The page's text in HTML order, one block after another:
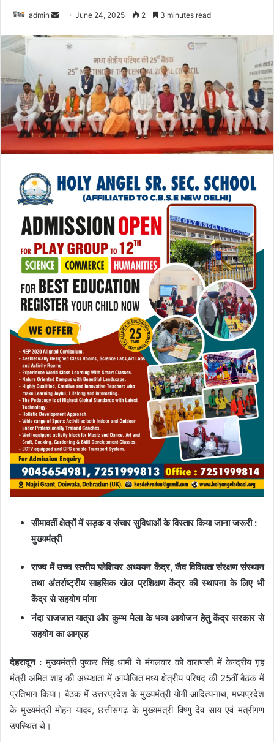
admin
e
m
a
June 24, 2025 2 3 minutes read
सीमावर्ती क्षेत्रों में सड़क व संचार सुविधाओं के विस्तार किया जाना जरूरी :
मुख्यमंत्री
राज्य में उच्च स्तरीय ग्लेशियर अध्ययन केंद्र, जैव विविधता संरक्षण संस्थान
तथा अंतर्राष्ट्रीय साहसिक खेल प्रशिक्षण केंद्र की स्थापना के लिए भी
केंद्र से सहयोग मांगा
नंदा राजजात यात्रा और कुम्भ मेला के भव्य आयोजन हेतु केंद्र सरकार से
सहयोग का आग्रह
देहरादून : मुख्यमंत्री पुष्कर सिंह धामी ने मंगलवार को वाराणसी में केन्द्रीय गृह
मंत्री अमित शाह की अध्यक्षता में आयोजित मध्य क्षेत्रीय परिषद की 25वीं बैठक में
प्रतिभाग किया। बैठक में उत्तरप्रदेश के मुख्यमंत्री योगी आदित्यनाथ, मध्यप्रदेश
के मुख्यमंत्री मोहन यादव, छत्तीसगढ़ के मुख्यमंत्री विष्णु देव साय एवं मंत्रीगण
उपस्थित थे।